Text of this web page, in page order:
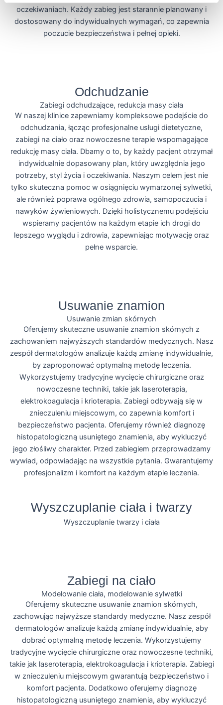
oczekiwaniach. Każdy zabieg jest starannie planowany i
dostosowany do indywidualnych wymagań, co zapewnia
poczucie bezpieczeństwa i pełnej opieki.
Odchudzanie
Zabiegi odchudzające, redukcja masy ciała
W naszej klinice zapewniamy kompleksowe podejście do
odchudzania, łącząc profesjonalne usługi dietetyczne,
zabiegi na ciało oraz nowoczesne terapie wspomagające
redukcję masy ciała. Dbamy o to, by każdy pacjent otrzymał
indywidualnie dopasowany plan, który uwzględnia jego
potrzeby, styl życia i oczekiwania. Naszym celem jest nie
tylko skuteczna pomoc w osiągnięciu wymarzonej sylwetki,
ale również poprawa ogólnego zdrowia, samopoczucia i
nawyków żywieniowych. Dzięki holistycznemu podejściu
wspieramy pacjentów na każdym etapie ich drogi do
lepszego wyglądu i zdrowia, zapewniając motywację oraz
pełne wsparcie.
Usuwanie znamion
Usuwanie zmian skórnych
Oferujemy skuteczne usuwanie znamion skórnych z
zachowaniem najwyższych standardów medycznych. Nasz
zespół dermatologów analizuje każdą zmianę indywidualnie,
by zaproponować optymalną metodę leczenia.
Wykorzystujemy tradycyjne wycięcie chirurgiczne oraz
nowoczesne techniki, takie jak laseroterapia,
elektrokoagulacja i krioterapia. Zabiegi odbywają się w
znieczuleniu miejscowym, co zapewnia komfort i
bezpieczeństwo pacjenta. Oferujemy również diagnozę
histopatologiczną usuniętego znamienia, aby wykluczyć
jego złośliwy charakter. Przed zabiegiem przeprowadzamy
wywiad, odpowiadając na wszystkie pytania. Gwarantujemy
profesjonalizm i komfort na każdym etapie leczenia.
Wyszczuplanie ciała i twarzy
Wyszczuplanie twarzy i ciała
Zabiegi na ciało
Modelowanie ciała, modelowanie sylwetki
Oferujemy skuteczne usuwanie znamion skórnych,
zachowując najwyższe standardy medyczne. Nasz zespół
dermatologów analizuje każdą zmianę indywidualnie, aby
dobrać optymalną metodę leczenia. Wykorzystujemy
tradycyjne wycięcie chirurgiczne oraz nowoczesne techniki,
takie jak laseroterapia, elektrokoagulacja i krioterapia. Zabiegi
w znieczuleniu miejscowym gwarantują bezpieczeństwo i
komfort pacjenta. Dodatkowo oferujemy diagnozę
histopatologiczną usuniętego znamienia, aby wykluczyć